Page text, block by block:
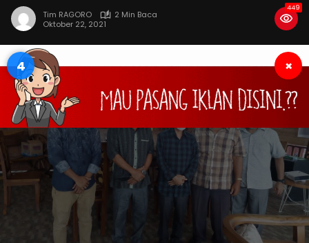
Tim RAGORO
2 Min Baca
Oktober 22, 2021
449
3 ×